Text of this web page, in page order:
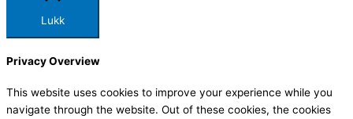
Lukk
Privacy Overview
This website uses cookies to improve your experience while you
navigate through the website. Out of these cookies, the cookies